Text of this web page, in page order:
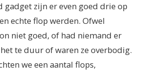
gadget zijn er even goed drie op
echte flop werden. Ofwel
niet goed, of had niemand er
te duur of waren ze overbodig.
we een aantal flops,